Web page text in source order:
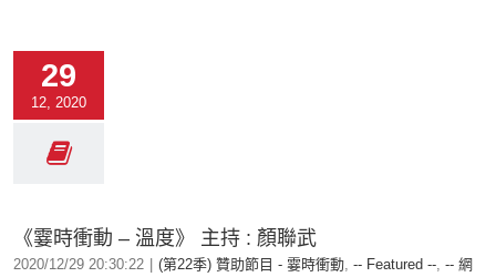
29
12, 2020
《霎時衝動 – 溫度》 主持 : 顏聯武
2020/12/29 20:30:22 (第22季) 贊助節目 - 霎時衝動, -- Featured --, -- 網